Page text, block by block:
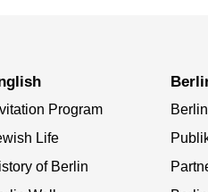
Program
Life
of Berlin